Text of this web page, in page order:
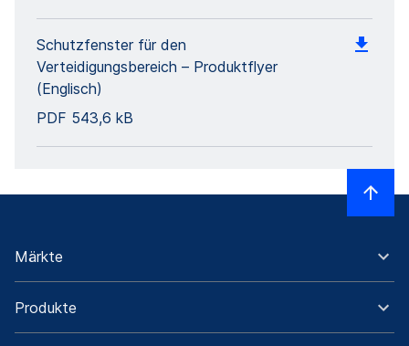
Schutzfenster für den
Verteidigungsbereich – Produktflyer
(Englisch)
PDF 543,6 kB
Märkte
Produkte